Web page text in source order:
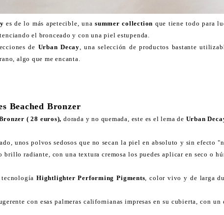
es de lo más apetecible, unasummer collection que tiene todo para
el bronceado y con una piel estupenda.
de Urban Decay , una selección de productos bastante
algo que me encanta.
Beached Bronzer
( 28 euros), dorada y no quemada, este es el lema de Urban
unos polvos sedosos que no secan la piel en absoluto y sin efecto
brillo radiante, con una textura cremosa los puedes aplicar en seco o
tecnologíaHightlighter Performing Pigments , color vivo y de larga
con esas palmeras californianas impresas en su cubierta, con un